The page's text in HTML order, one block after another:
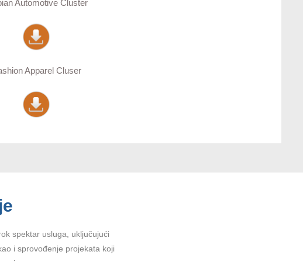
Automotive Cluster
Apparel Cluser
spektar usluga, uključujući
i sprovođenje projekata koji